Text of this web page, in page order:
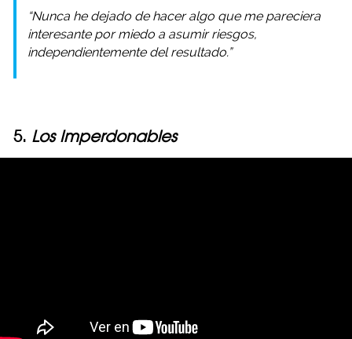
“Nunca he dejado de hacer algo que me pareciera
interesante por miedo a asumir riesgos,
independientemente del resultado.”
5. Los Imperdonables